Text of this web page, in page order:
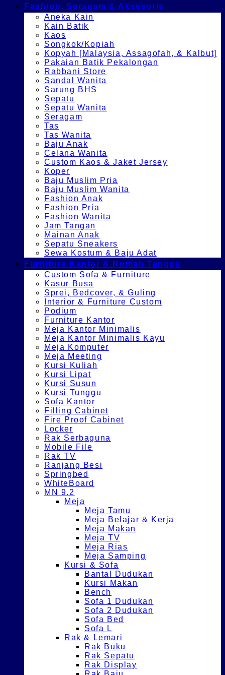
Fashion, Seragam & Aksesoris
Aneka Kain
Kain Batik
Kaos
Songkok/Kopiah
Kopyah [Malaysia, Assagofah, & Kalbut]
Pakaian Batik Pekalongan
Rabbani Store
Sandal Wanita
Sarung BHS
Sepatu
Sepatu Wanita
Seragam
Tas
Tas Wanita
Baju Anak
Celana Wanita
Custom Kaos & Jaket Jersey
Koper
Baju Muslim Pria
Baju Muslim Wanita
Fashion Anak
Fashion Pria
Fashion Wanita
Jam Tangan
Mainan Anak
Sepatu Sneakers
Sewa Kostum & Baju Adat
Furniture Kantor & Rumah Tangga
Custom Sofa & Furniture
Kasur Busa
Sprei, Bedcover, & Guling
Interior & Furniture Custom
Podium
Furniture Kantor
Meja Kantor Minimalis
Meja Kantor Minimalis Kayu
Meja Komputer
Meja Meeting
Kursi Kuliah
Kursi Lipat
Kursi Susun
Kursi Tunggu
Sofa Kantor
Filling Cabinet
Fire Proof Cabinet
Locker
Rak Serbaguna
Mobile File
Rak TV
Ranjang Besi
Springbed
WhiteBoard
MN 9.2
Meja
Meja Tamu
Meja Belajar & Kerja
Meja Makan
Meja TV
Meja Rias
Meja Samping
Kursi & Sofa
Bantal Dudukan
Kursi Makan
Bench
Sofa 1 Dudukan
Sofa 2 Dudukan
Sofa Bed
Sofa L
Rak & Lemari
Rak Buku
Rak Sepatu
Rak Display